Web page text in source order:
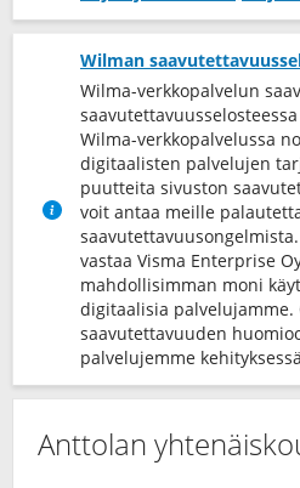
Wilman
Wilma-verkkopalvelun
Wilma-verkkopalvelussa
digitaalisten palvelujen
puutteita sivuston
voit antaa meille
vastaa Visma Enterprise
mahdollisimman moni
digitaalisia palvelujamme.
saavutettavuuden
palvelujemme
Anttolan